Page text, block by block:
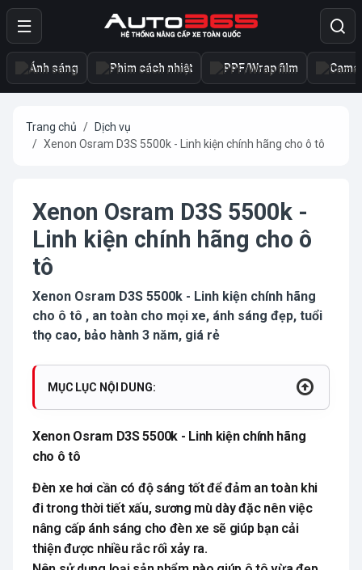
Ánh sáng Phim cách nhiệt PPF/Wrap film
Trang chủ
Dịch vụ
Xenon Osram D3S 5500k - Linh kiện chính hãng cho ô tô
Xenon Osram D3S 5500k -
Linh kiện chính hãng cho ô
tô
Xenon Osram D3S 5500k - Linh kiện chính hãng
cho ô tô , an toàn cho mọi xe, ánh sáng đẹp, tuổi
thọ cao, bảo hành 3 năm, giá rẻ
MỤC LỤC NỘI DUNG:
Xenon Osram D3S 5500k - Linh kiện chính hãng
cho ô tô
Đèn xe hơi cần có độ sáng tốt để đảm an toàn khi
đi trong thời tiết xấu, sương mù dày đặc nên việc
nâng cấp ánh sáng cho đèn xe sẽ giúp bạn cải
thiện được nhiều rắc rối xảy ra.